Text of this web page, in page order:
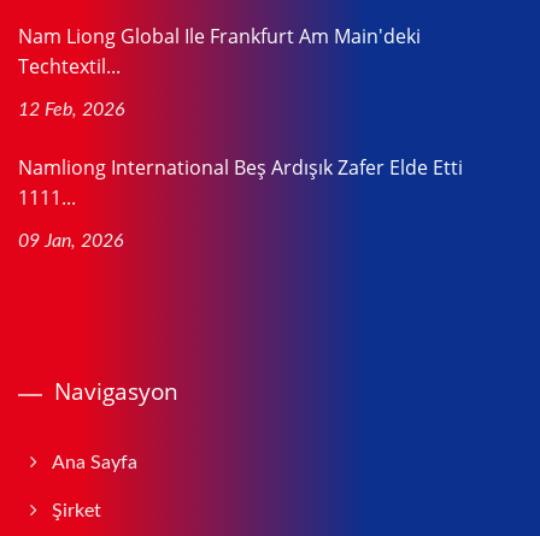
Nam Liong Global Ile Frankfurt Am Main'deki
Techtextil...
12 Feb, 2026
Namliong International Beş Ardışık Zafer Elde Etti
1111...
09 Jan, 2026
Navigasyon
Ana Sayfa
Şirket